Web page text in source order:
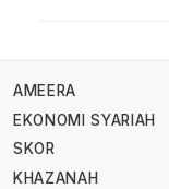
AMEERA
EKONOMI SYARIAH
SKOR
KHAZANAH